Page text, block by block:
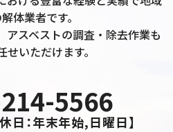
体業者です。
アスベストの調査・除去作業も
いただけます。
5566
休日：年末年始,日曜日】